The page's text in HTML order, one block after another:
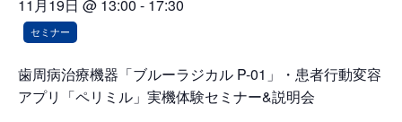
11月19日 @ 13:00 - 17:30
セミナー
歯周病治療機器「ブルーラジカル P-01」・患者行動変容
アプリ「ペリミル」実機体験セミナー&説明会